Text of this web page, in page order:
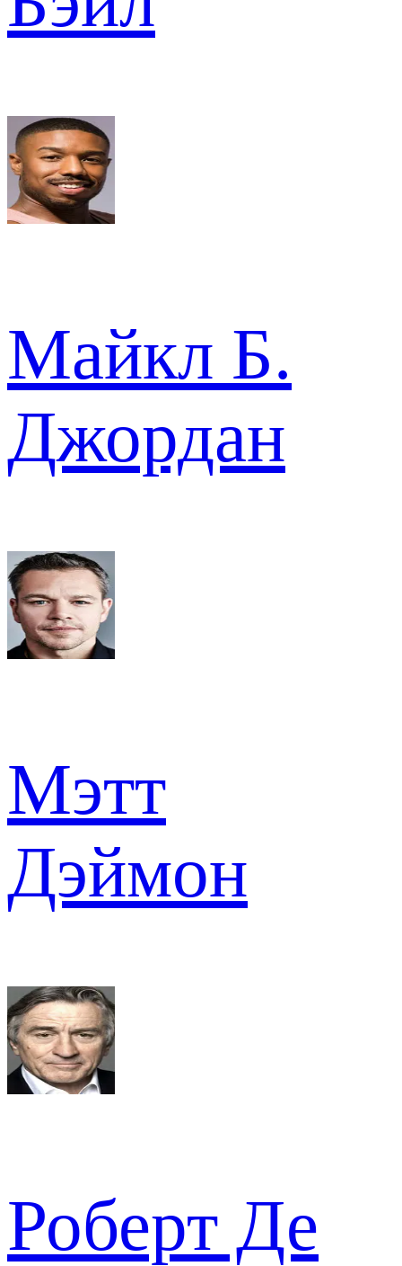
Майкл Б.
Джордан
Мэтт
Дэймон
Роберт Де